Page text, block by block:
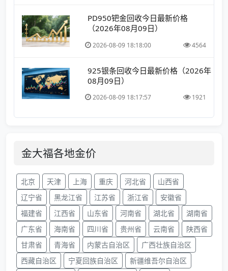
PD950钯金回收今日最新价格
（2026年08月09日）
2026-08-09 18:18:00 4564
925银条回收今日最新价格（2026年
08月09日）
2026-08-09 18:17:57 1921
金大福各地金价
北京 天津 上海 重庆 河北省
山西省
辽宁省
黑龙江省 江苏省 浙江省
安徽省
福建省
江西省 山东省 河南省 湖北省
湖南省
广东省
海南省 四川省 贵州省 云南省
陕西省
甘肃省
青海省 内蒙古自治区
广西壮族自治区
西藏自治区
宁夏回族自治区
新疆维吾尔自治区